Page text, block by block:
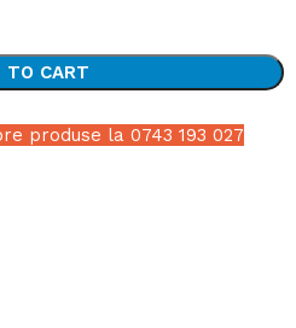
TO CART
produse la 0743 193 027